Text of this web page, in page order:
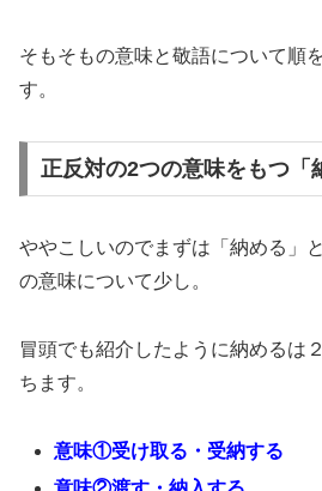
そもそもの意味と敬語について順
す。
正反対の2つの意味をもつ「
ややこしいのでまずは「納める」
の意味について少し。
冒頭でも紹介したように納めるは
ちます。
意味①受け取る・受納する